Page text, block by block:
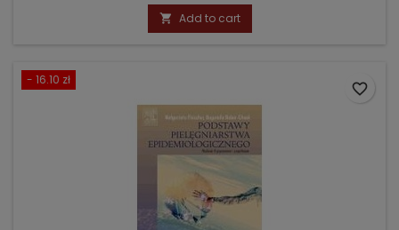
price
 Add to cart
- 16.10 zł
favorite_border